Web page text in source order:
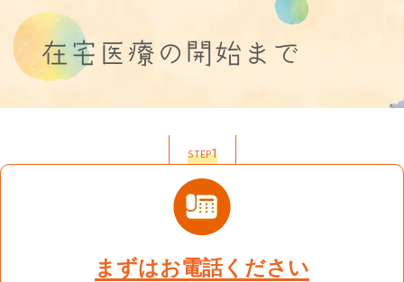
在宅医療の開始まで
STEP1
まずはお電話ください